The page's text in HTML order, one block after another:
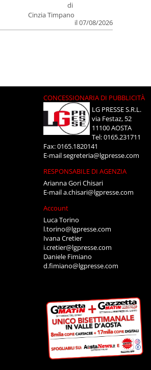
di
Cinzia Timpano
il 07/08/2026
CONCESSIONARIA DI PUBBLICITÀ
LG PRESSE S.R.L.
via Festaz, 52
11100 AOSTA
Tel: 0165.231711
Fax: 0165.1820141
E-mailsegreteria@lgpresse.com
RESPONSABILE DI AGENZIA
Arianna Gori Chisari
E-maila.chisari@lgpresse.com
Account
Luca Torino
l.torino@lgpresse.com
Ivana Cretier
i.cretier@lgpresse.com
Daniele Fimiano
d.fimiano@lgpresse.com